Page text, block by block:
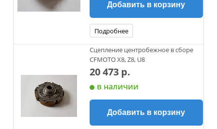
Добавить в корзину
Подробнее
Сцепление центробежное в сборе
CFMOTO X8, Z8, U8
20 473 р.
в наличии
Добавить в корзину